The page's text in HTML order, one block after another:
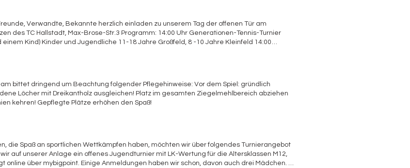
auf der schattierten Terrasse unseres Clubrestaurants Il Corallo. Euer TCH
Verwandte, Bekannte herzlich einladen zu unserem Tag der offenen Tür am
des TC Hallstadt, Max-Brose-Str.3 Programm: 14:00 Uhr Generationen-Tennis-Turnier
Kind) Kinder und Jugendliche 11-18 Jahre Großfeld, 8 -10 Jahre Kleinfeld 14:00
27.04. an sv@tc-hallstadt.de (Bitte angeben, ob Großfeld oder Kleinfeld! Mit sportlichen
bittet dringend um Beachtung folgender Pflegehinweise: Vor dem Spiel: gründlich
Löcher mit Dreikantholz ausgleichen! Platz im gesamten Ziegelmehlbereich abziehen
kehren! Gepflegte Plätze erhöhen den Spaß!
die Spaß an sportlichen Wettkämpfen haben, möchten wir über folgendes Turnierangebot
auf unserer Anlage ein offenes Jugendturnier mit LK-Wertung für die Altersklassen M12,
online über mybigpoint. Einige Anmeldungen haben wir schon, davon auch drei Mädchen. Es